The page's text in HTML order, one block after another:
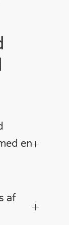
en
af